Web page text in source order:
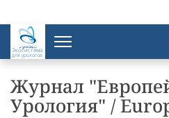
Экосистема
для урологов
Журнал
Урология" /